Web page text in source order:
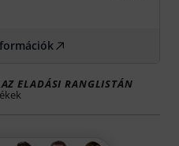
AZ ELADÁSI RANGLISTÁN